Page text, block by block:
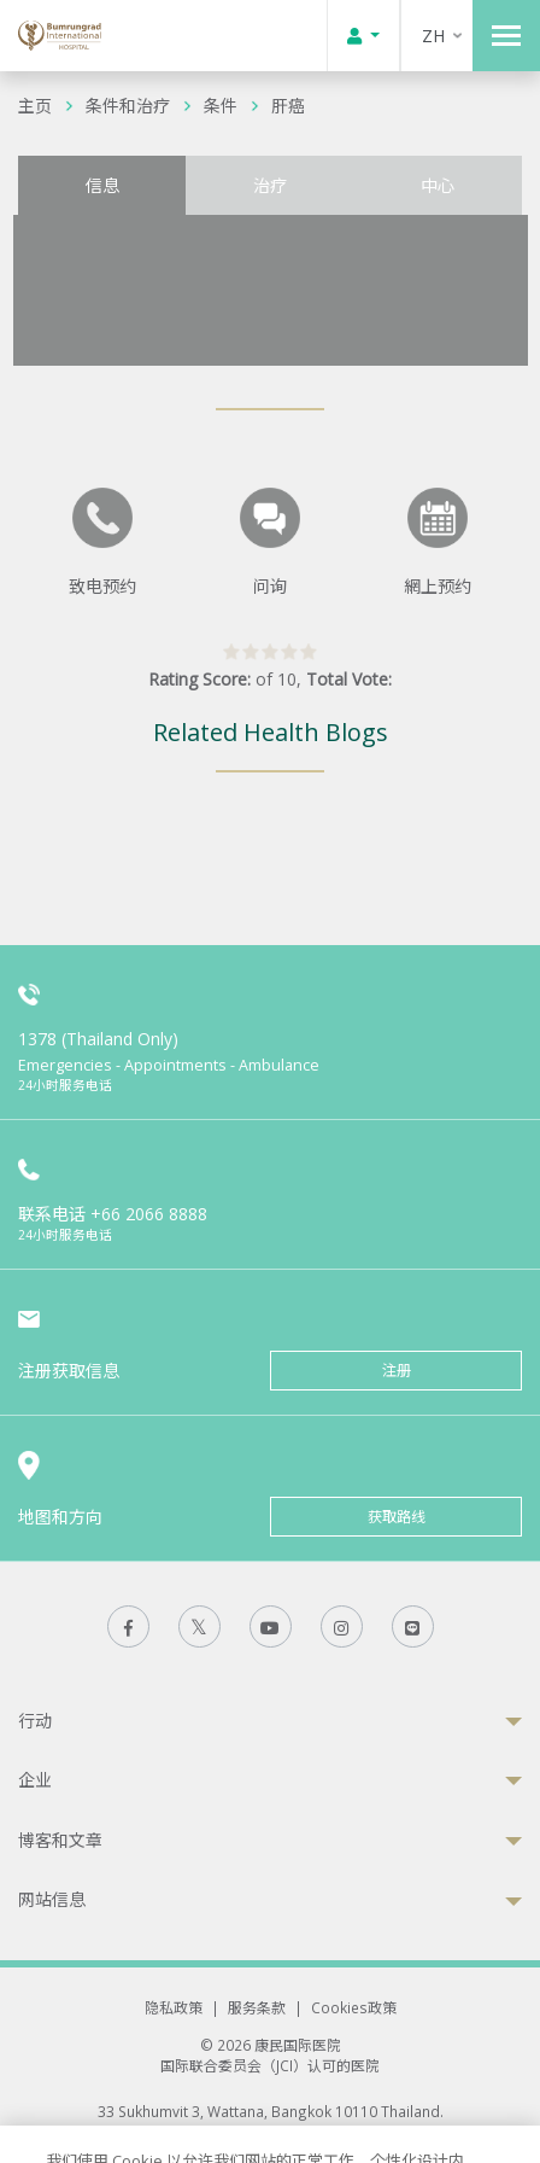
ZH
主页 条件和治疗 条件 肝癌
信息 治疗 中心
致电预约 问询 網上预约
Rating Score: of 10, Total Vote:
Related Health Blogs
1378 (Thailand Only)
Emergencies - Appointments - Ambulance
24小时服务电话
联系电话 +66 2066 8888
24小时服务电话
注册获取信息 注册
地图和方向 获取路线
行动
企业
博客和文章
网站信息
隐私政策 | 服务条款 |
Cookies政策
© 2026 康民国际医院
国际联合委员会（JCI）认可的医院
33 Sukhumvit 3, Wattana, Bangkok 10110 Thailand.
All rights reserved.